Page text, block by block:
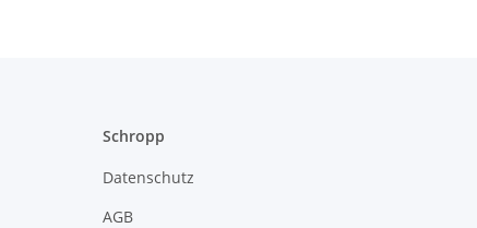
Schropp
Datenschutz
AGB